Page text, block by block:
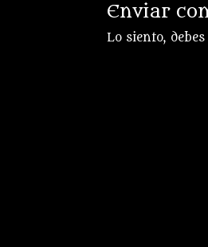
Enviar
Lo siento,